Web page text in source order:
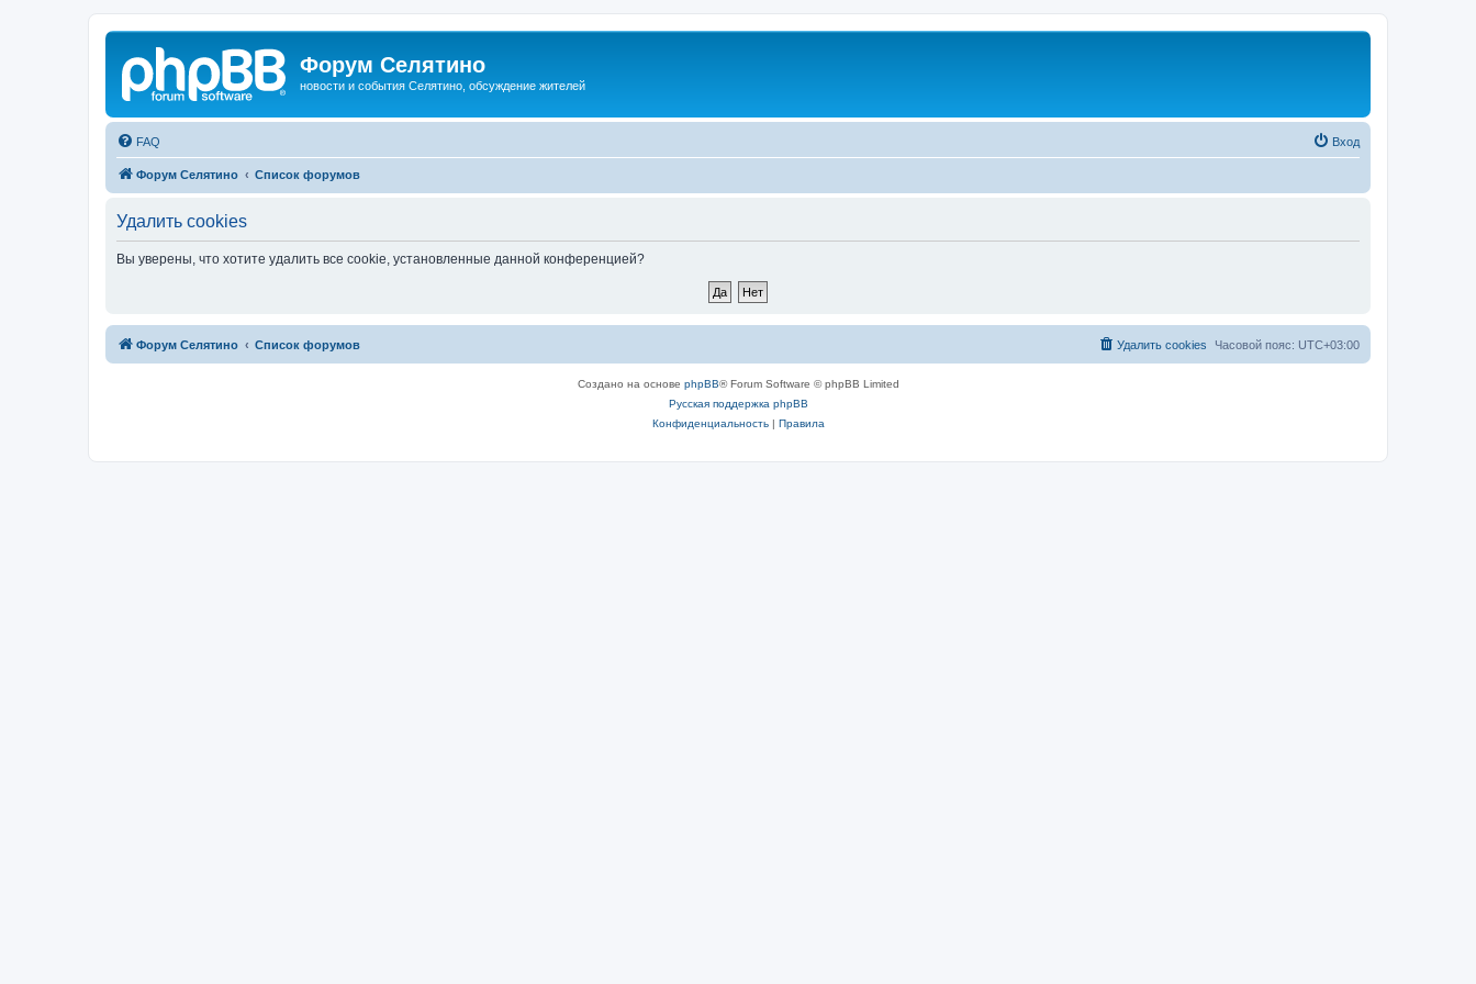
Форум Селятино
новости и события Селятино, обсуждение жителей
FAQ Вход
Форум Селятино Список форумов
Удалить cookies
Вы уверены, что хотите удалить все cookie, установленные данной конференцией?
Форум Селятино Список форумов Часовой пояс: UTC+03:00
Удалить cookies
Создано на основе phpBB® Forum Software © phpBB Limited
Русская поддержка phpBB
Конфиденциальность| Правила